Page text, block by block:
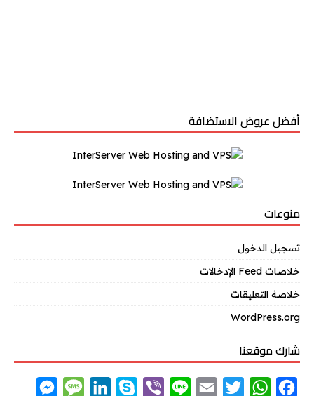
أفضل عروض الاستضافة
منوعات
تسجيل الدخول
خلاصات Feed الإدخالات
خلاصة التعليقات
WordPress.org
شارك موقعنا
W
M